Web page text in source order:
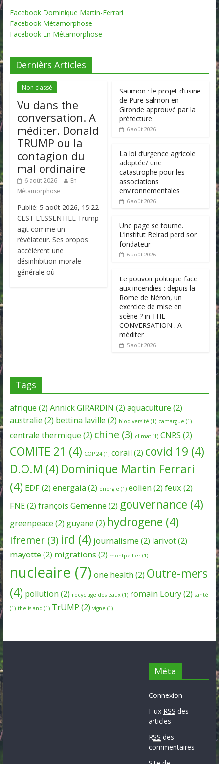
Facebook Dominique Martin-Ferrari
Facebook Métamorphose
Facebook En Métamorphose
Dernièrs Articles
Non classé
Vu dans the
conversation. A
méditer. Donald
TRUMP ou la
contagion du
mal ordinaire
6 août 2026
En
Métamorphose
Publié: 5 août 2026, 15:22
CEST L’ESSENTIEL Trump
agit comme un
révélateur. Ses propos
accélèrent une
désinhibition morale
générale où
Saumon : le projet d’usine
de Pure salmon en
Gironde approuvé par la
préfecture
6 août 2026
La loi d’urgence agricole
adoptée/ une
catastrophe pour les
associations
environnementales
6 août 2026
Une page se tourne.
L’institut Belrad perd son
fondateur
6 août 2026
Le pouvoir politique face
aux incendies : depuis la
Rome de Néron, un
exercice de mise en
scène ? in THE
CONVERSATION . A
méditer
5 août 2026
Tags
afrique (2) Annick GIRARDIN (2) aquaculture (2)
australie (2) bettina laville (2) biodiversité (1) camargue (1)
centrale thermique (2) chine (3) climat(1) CNRS (2)
COMITE 21 (4) COP 24(1) corail (2) covid 19 (4)
D.O.M (4) Dominique Martin Ferrari
(4) EDF(2) energaia (2) energie (1) eolien (2) feux (2)
FNE(2) françois Gemenne (2) gouvernance (4)
greenpeace (2) guyane (2) hydrogene (4)
ifremer(3) ird (4) journalisme (2) larivot(2)
mayotte (2) migrations (2) montpellier(1)
nucleaire (7) one health (2) Outre-mers
(4) pollution (2) recyclage des eaux (1) romain Loury(2) santé
(1) the island (1) TrUMP (2) vigne (1)
Méta
Connexion
Flux RSS des
articles
RSS des
commentaires